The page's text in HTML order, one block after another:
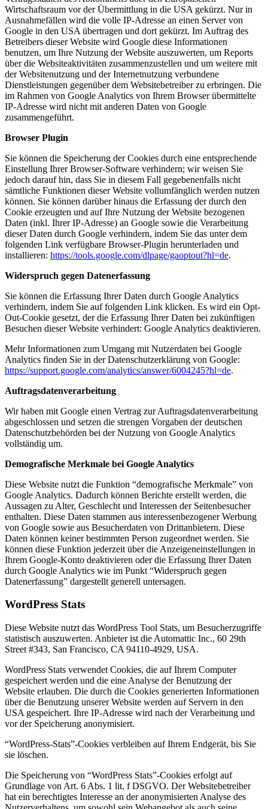
Wirtschaftsraum vor der Übermittlung in die USA gekürzt. Nur in
Ausnahmefällen wird die volle IP-Adresse an einen Server von
Google in den USA übertragen und dort gekürzt. Im Auftrag des
Betreibers dieser Website wird Google diese Informationen
benutzen, um Ihre Nutzung der Website auszuwerten, um Reports
über die Websiteaktivitäten zusammenzustellen und um weitere mit
der Websitenutzung und der Internetnutzung verbundene
Dienstleistungen gegenüber dem Websitebetreiber zu erbringen. Die
im Rahmen von Google Analytics von Ihrem Browser übermittelte
IP-Adresse wird nicht mit anderen Daten von Google
zusammengeführt.
Browser Plugin
Sie können die Speicherung der Cookies durch eine entsprechende
Einstellung Ihrer Browser-Software verhindern; wir weisen Sie
jedoch darauf hin, dass Sie in diesem Fall gegebenenfalls nicht
sämtliche Funktionen dieser Website vollumfänglich werden nutzen
können. Sie können darüber hinaus die Erfassung der durch den
Cookie erzeugten und auf Ihre Nutzung der Website bezogenen
Daten (inkl. Ihrer IP-Adresse) an Google sowie die Verarbeitung
dieser Daten durch Google verhindern, indem Sie das unter dem
folgenden Link verfügbare Browser-Plugin herunterladen und
installieren: https://tools.google.com/dlpage/gaoptout?hl=de.
Widerspruch gegen Datenerfassung
Sie können die Erfassung Ihrer Daten durch Google Analytics
verhindern, indem Sie auf folgenden Link klicken. Es wird ein Opt-
Out-Cookie gesetzt, der die Erfassung Ihrer Daten bei zukünftigen
Besuchen dieser Website verhindert: Google Analytics deaktivieren.
Mehr Informationen zum Umgang mit Nutzerdaten bei Google
Analytics finden Sie in der Datenschutzerklärung von Google:
https://support.google.com/analytics/answer/6004245?hl=de.
Auftragsdatenverarbeitung
Wir haben mit Google einen Vertrag zur Auftragsdatenverarbeitung
abgeschlossen und setzen die strengen Vorgaben der deutschen
Datenschutzbehörden bei der Nutzung von Google Analytics
vollständig um.
Demografische Merkmale bei Google Analytics
Diese Website nutzt die Funktion “demografische Merkmale” von
Google Analytics. Dadurch können Berichte erstellt werden, die
Aussagen zu Alter, Geschlecht und Interessen der Seitenbesucher
enthalten. Diese Daten stammen aus interessenbezogener Werbung
von Google sowie aus Besucherdaten von Drittanbietern. Diese
Daten können keiner bestimmten Person zugeordnet werden. Sie
können diese Funktion jederzeit über die Anzeigeneinstellungen in
Ihrem Google-Konto deaktivieren oder die Erfassung Ihrer Daten
durch Google Analytics wie im Punkt “Widerspruch gegen
Datenerfassung” dargestellt generell untersagen.
WordPress Stats
Diese Website nutzt das WordPress Tool Stats, um Besucherzugriffe
statistisch auszuwerten. Anbieter ist die Automattic Inc., 60 29th
Street #343, San Francisco, CA 94110-4929, USA.
WordPress Stats verwendet Cookies, die auf Ihrem Computer
gespeichert werden und die eine Analyse der Benutzung der
Website erlauben. Die durch die Cookies generierten Informationen
über die Benutzung unserer Website werden auf Servern in den
USA gespeichert. Ihre IP-Adresse wird nach der Verarbeitung und
vor der Speicherung anonymisiert.
“WordPress-Stats”-Cookies verbleiben auf Ihrem Endgerät, bis Sie
sie löschen.
Die Speicherung von “WordPress Stats”-Cookies erfolgt auf
Grundlage von Art. 6 Abs. 1 lit. f DSGVO. Der Websitebetreiber
hat ein berechtigtes Interesse an der anonymisierten Analyse des